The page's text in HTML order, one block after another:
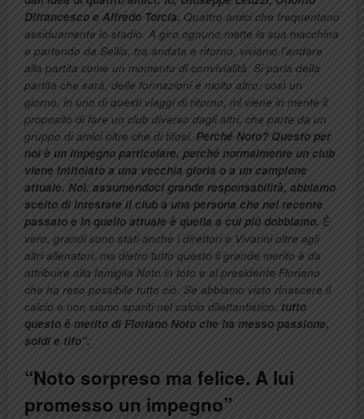
Difrancesco e Alfredo Torcia. Quattro amici che frequentano
assiduamente lo stadio. A giro ognuno mette la sua macchina
e partendo da Sellia, tra andata e ritorno, viviamo l’andare
alla partita come un momento di convivialità. Si parla della
partita che sarà, delle formazioni e molto altro: così un
giorno, in uno di questi viaggi di ritorno, mi viene in mente il
proposito di fare un club diverso dagli altri, che parte da un
gruppo di amici oltre che di tifosi. Perché Noto? Questo per
noi è un impegno particolare, perché normalmente un club
viene intitolato a una vecchia gloria o a un campione
attuale. Noi, assumendoci grande responsabilità, abbiamo
scelto di intestare il club a una persona che nel recente
passato e in quello attuale è quella a cui più dobbiamo. È
vero, grandi sono stati anche i direttori e Vivarini oltre agli
altri allenatori, ma dietro tutto questo il grande merito è da
attribuire alla famiglia Noto in toto e al presidente Floriano
che ha reso possibile tutto ciò. Se abbiamo visto rinascere il
calcio e non siamo spariti nel calcio dilettantistico, tutto
questo è merito di Floriano Noto che ha messo passione,
soldi e tifo”.
“Noto sorpreso ma felice. A lui
promesso un impegno”